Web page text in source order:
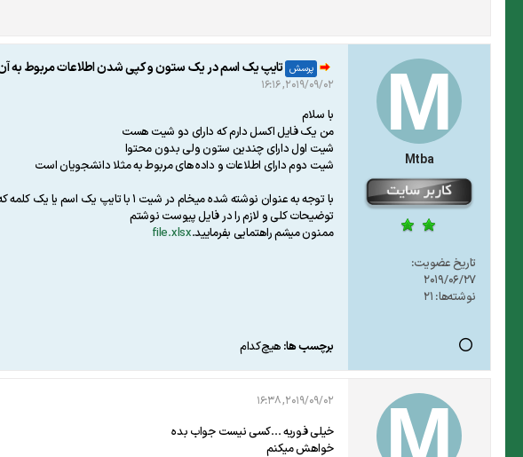
Mtba
تاریخ عضویت:
2019/06/27
نوشته‌ها: 21
پرسش تایپ یک اسم در یک ستون و کپی شدن اطلاعات مربوط به
2019/09/02, 16:16
با سلام
من یک فایل اکسل دارم که دارای دو شیت هست
شیت اول دارای چندین ستون ولی بدون محتوا
شیت دوم دارای اطلاعات و داده های مربوط به مثلا دانشجویان است
با توجه به عنوان نوشته شده میخام در شیت 1 با تایپ یک اسم یا یک کلمه که (در شیت 2 موجود دارم )در ستون نام و نام خانوادگی شیت 1 تمامی اطلاعات مربوط به اون اسم به طور خودکار فراخوانی شود.
توضیحات کلی و لازم را در فایل پیوست نوشتم
ممنون میشم راهتمایی بفرمایید.file.xlsx
برچسب ها: هیچ‌کدام
2019/09/02, 16:38
خیلی فوریه ...کسی نیست جواب بده
خواهش میکنم